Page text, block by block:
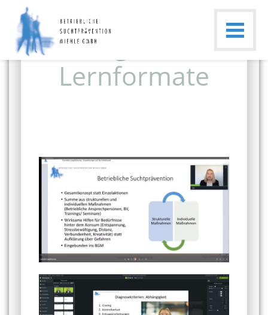
Digitale
Lernformate